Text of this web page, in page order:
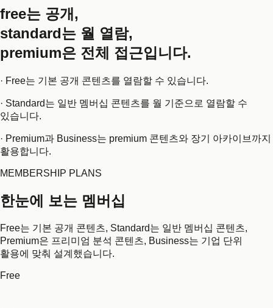
free는 공개,
standard는 월 열람,
premium은 전체 접근입니다.
· Free는 기본 공개 콘텐츠를 열람할 수 있습니다.
· Standard는 일반 멤버십 콘텐츠를 월 기준으로 열람할 수
있습니다.
· Premium과 Business는 premium 콘텐츠와 장기 아카이브까지
활용합니다.
MEMBERSHIP PLANS
한눈에 보는 멤버십
Free는 기본 공개 콘텐츠, Standard는 일반 멤버십 콘텐츠,
Premium은 프리미엄 분석 콘텐츠, Business는 기업 단위
활용에 맞춰 설계했습니다.
Free